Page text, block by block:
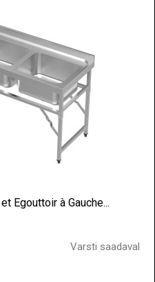
Egouttoir à Gauche...
Varsti saadaval